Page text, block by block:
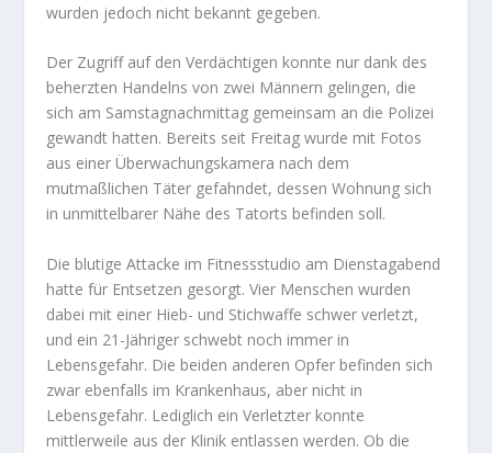
wurden jedoch nicht bekannt gegeben.
Der Zugriff auf den Verdächtigen konnte nur dank des
beherzten Handelns von zwei Männern gelingen, die
sich am Samstagnachmittag gemeinsam an die Polizei
gewandt hatten. Bereits seit Freitag wurde mit Fotos
aus einer Überwachungskamera nach dem
mutmaßlichen Täter gefahndet, dessen Wohnung sich
in unmittelbarer Nähe des Tatorts befinden soll.
Die blutige Attacke im Fitnessstudio am Dienstagabend
hatte für Entsetzen gesorgt. Vier Menschen wurden
dabei mit einer Hieb- und Stichwaffe schwer verletzt,
und ein 21-Jähriger schwebt noch immer in
Lebensgefahr. Die beiden anderen Opfer befinden sich
zwar ebenfalls im Krankenhaus, aber nicht in
Lebensgefahr. Lediglich ein Verletzter konnte
mittlerweile aus der Klinik entlassen werden. Ob die